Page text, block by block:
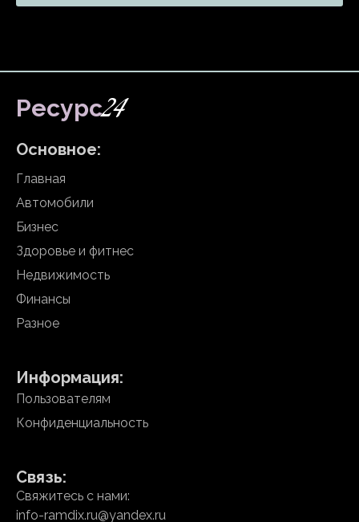
Ресурс24
Основное:
Главная
Автомобили
Бизнес
Здоровье и фитнес
Недвижимость
Финансы
Разное
Информация:
Пользователям
Конфиденциальность
Связь:
Свяжитесь с нами:
info-ramdix.ru@yandex.ru